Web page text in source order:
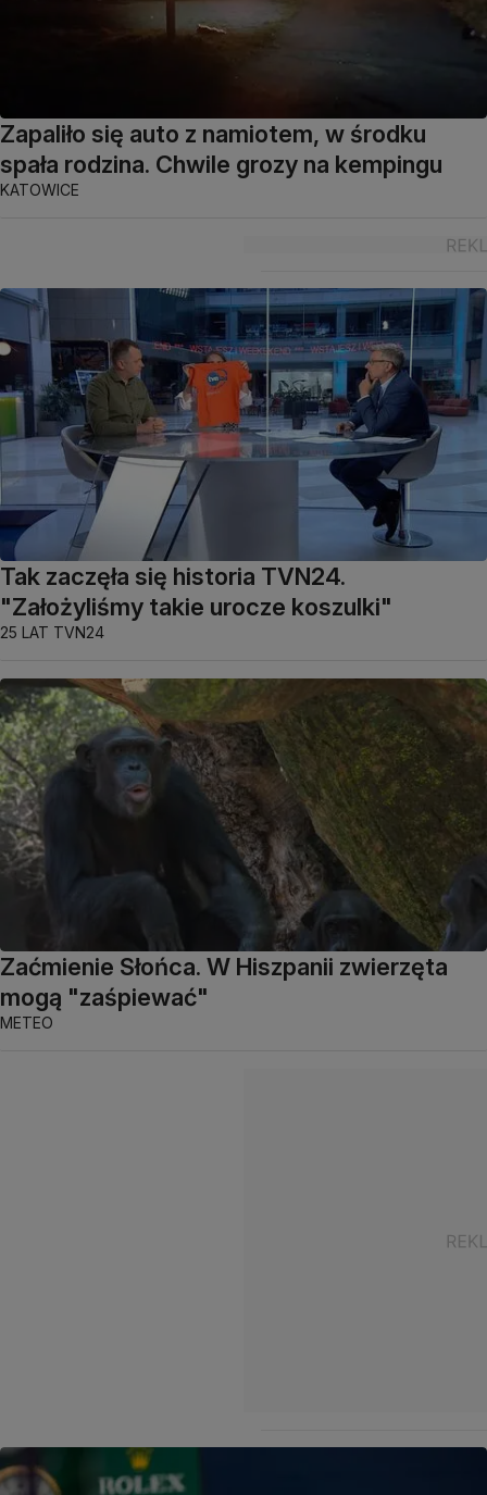
Zapaliło się auto z namiotem, w środku
spała rodzina. Chwile grozy na kempingu
KATOWICE
Tak zaczęła się historia TVN24.
"Założyliśmy takie urocze koszulki"
25 LAT TVN24
Zaćmienie Słońca. W Hiszpanii zwierzęta
mogą "zaśpiewać"
METEO